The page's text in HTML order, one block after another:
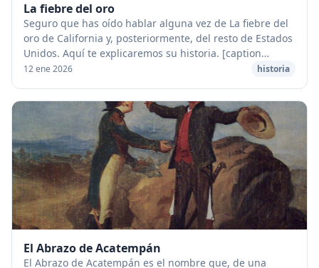
La fiebre del oro
Seguro que has oído hablar alguna vez de La fiebre del
oro de California y, posteriormente, del resto de Estados
Unidos. Aquí te explicaremos su historia. [caption
id="attachment_73988" align="alignce...
12 ene 2026 historia
El Abrazo de Acatempán
El Abrazo de Acatempán es el nombre que, de una